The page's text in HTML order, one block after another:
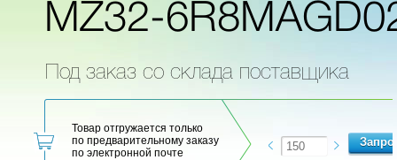
MZ32-
Под заказ со склада поставщика
Товар отгружается только
по предварительному заказу
по электронной почте